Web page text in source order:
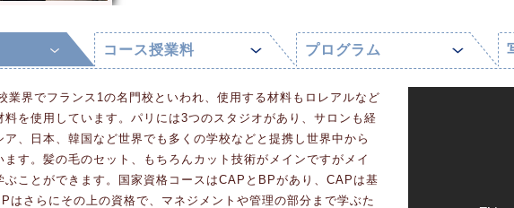
コース授業料 プログラム
業界でフランス1の名門校といわれ、使用する材料もロレアルなど
料を使用しています。パリには3つのスタジオがあり、サロンも経
ア、日本、韓国など世界でも多くの学校などと提携し世界中から
ます。髪の毛のセット、もちろんカット技術がメインですがメイ
ぶことができます。国家資格コースはCAPとBPがあり、CAPは基
はさらにその上の資格で、マネジメントや管理の部分まで学ぶた